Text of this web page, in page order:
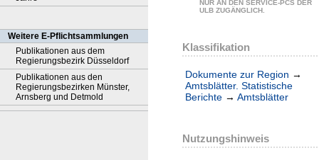
Weitere E-Pflichtsammlungen
Publikationen aus dem
Regierungsbezirk Düsseldorf
Publikationen aus den
Regierungsbezirken Münster,
Arnsberg und Detmold
NUR AN DEN SERVICE-PCS DER
ULB ZUGÄNGLICH.
Klassifikation
Dokumente zur Region →
Amtsblätter. Statistische
Berichte → Amtsblätter
Nutzungshinweis